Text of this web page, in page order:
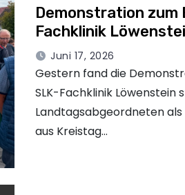
Demonstration zum
Fachklinik
Juni 17, 2026
Gestern fand die
SLK-Fachklinik Löwenstein
Landtagsabgeordneten
aus Kreistag…